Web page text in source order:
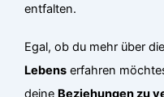
entfalten.
Egal, ob du mehr über
Lebens erfahren
deine Beziehungen zu